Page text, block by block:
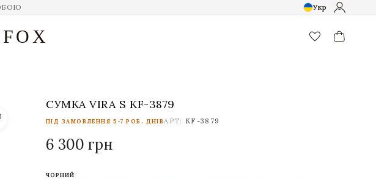
Укр
favorite_border
СУМКА VIRA S KF-3879
ПІД ЗАМОВЛЕННЯ 5-7 РОБ. ДНІВ АРТ: KF-3879
6 300 грн
ЧОРНИЙ